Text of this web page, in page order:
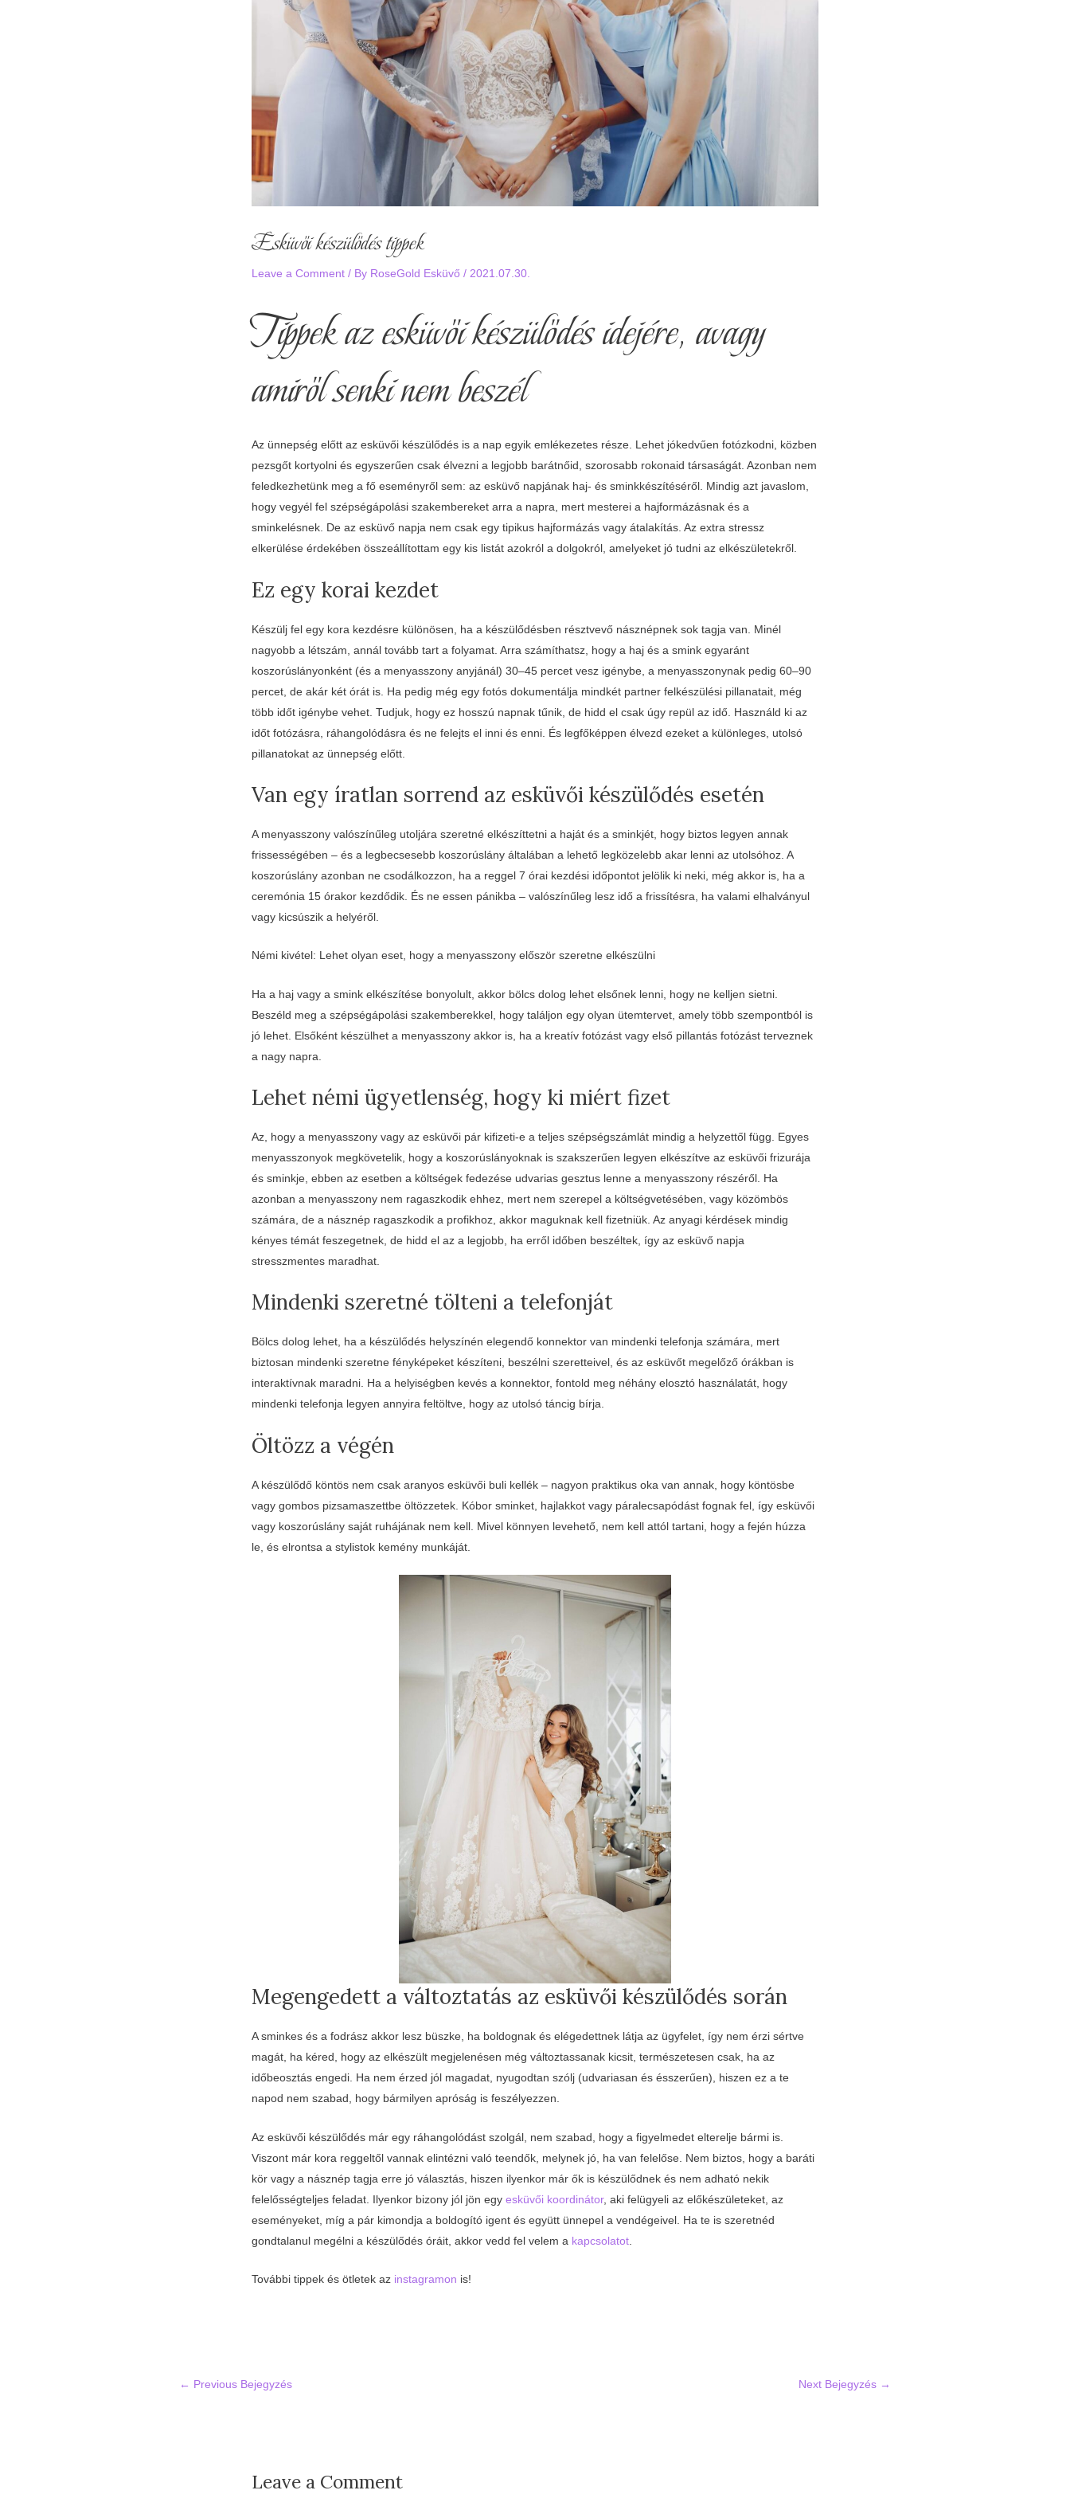
Esküvői készülődés tippek
Leave a Comment / By RoseGold Esküvő/ 2021.07.30.
Tippek az esküvői készülődés idejére, avagy
amiről senki nem beszél
Az ünnepség előtt az esküvői készülődés is a nap egyik emlékezetes része. Lehet jókedvűen fotózkodni, közben
pezsgőt kortyolni és egyszerűen csak élvezni a legjobb barátnőid, szorosabb rokonaid társaságát. Azonban nem
feledkezhetünk meg a fő eseményről sem: az esküvő napjának haj- és sminkkészítéséről. Mindig azt javaslom,
hogy vegyél fel szépségápolási szakembereket arra a napra, mert mesterei a hajformázásnak és a
sminkelésnek. De az esküvő napja nem csak egy tipikus hajformázás vagy átalakítás. Az extra stressz
elkerülése érdekében összeállítottam egy kis listát azokról a dolgokról, amelyeket jó tudni az elkészületekről.
Ez egy korai kezdet
Készülj fel egy kora kezdésre különösen, ha a készülődésben résztvevő násznépnek sok tagja van. Minél
nagyobb a létszám, annál tovább tart a folyamat. Arra számíthatsz, hogy a haj és a smink egyaránt
koszorúslányonként (és a menyasszony anyjánál) 30–45 percet vesz igénybe, a menyasszonynak pedig 60–90
percet, de akár két órát is. Ha pedig még egy fotós dokumentálja mindkét partner felkészülési pillanatait, még
több időt igénybe vehet. Tudjuk, hogy ez hosszú napnak tűnik, de hidd el csak úgy repül az idő. Használd ki az
időt fotózásra, ráhangolódásra és ne felejts el inni és enni. És legfőképpen élvezd ezeket a különleges, utolsó
pillanatokat az ünnepség előtt.
Van egy íratlan sorrend az esküvői készülődés esetén
A menyasszony valószínűleg utoljára szeretné elkészíttetni a haját és a sminkjét, hogy biztos legyen annak
frissességében – és a legbecsesebb koszorúslány általában a lehető legközelebb akar lenni az utolsóhoz. A
koszorúslány azonban ne csodálkozzon, ha a reggel 7 órai kezdési időpontot jelölik ki neki, még akkor is, ha a
ceremónia 15 órakor kezdődik. És ne essen pánikba – valószínűleg lesz idő a frissítésra, ha valami elhalványul
vagy kicsúszik a helyéről.
Némi kivétel: Lehet olyan eset, hogy a menyasszony először szeretne elkészülni
Ha a haj vagy a smink elkészítése bonyolult, akkor bölcs dolog lehet elsőnek lenni, hogy ne kelljen sietni.
Beszéld meg a szépségápolási szakemberekkel, hogy találjon egy olyan ütemtervet, amely több szempontból is
jó lehet. Elsőként készülhet a menyasszony akkor is, ha a kreatív fotózást vagy első pillantás fotózást terveznek
a nagy napra.
Lehet némi ügyetlenség, hogy ki miért fizet
Az, hogy a menyasszony vagy az esküvői pár kifizeti-e a teljes szépségszámlát mindig a helyzettől függ. Egyes
menyasszonyok megkövetelik, hogy a koszorúslányoknak is szakszerűen legyen elkészítve az esküvői frizurája
és sminkje, ebben az esetben a költségek fedezése udvarias gesztus lenne a menyasszony részéről. Ha
azonban a menyasszony nem ragaszkodik ehhez, mert nem szerepel a költségvetésében, vagy közömbös
számára, de a násznép ragaszkodik a profikhoz, akkor maguknak kell fizetniük. Az anyagi kérdések mindig
kényes témát feszegetnek, de hidd el az a legjobb, ha erről időben beszéltek, így az esküvő napja
stresszmentes maradhat.
Mindenki szeretné tölteni a telefonját
Bölcs dolog lehet, ha a készülődés helyszínén elegendő konnektor van mindenki telefonja számára, mert
biztosan mindenki szeretne fényképeket készíteni, beszélni szeretteivel, és az esküvőt megelőző órákban is
interaktívnak maradni. Ha a helyiségben kevés a konnektor, fontold meg néhány elosztó használatát, hogy
mindenki telefonja legyen annyira feltöltve, hogy az utolsó táncig bírja.
Öltözz a végén
A készülődő köntös nem csak aranyos esküvői buli kellék – nagyon praktikus oka van annak, hogy köntösbe
vagy gombos pizsamaszettbe öltözzetek. Kóbor sminket, hajlakkot vagy páralecsapódást fognak fel, így esküvői
vagy koszorúslány saját ruhájának nem kell. Mivel könnyen levehető, nem kell attól tartani, hogy a fején húzza
le, és elrontsa a stylistok kemény munkáját.
Megengedett a változtatás az esküvői készülődés során
A sminkes és a fodrász akkor lesz büszke, ha boldognak és elégedettnek látja az ügyfelet, így nem érzi sértve
magát, ha kéred, hogy az elkészült megjelenésen még változtassanak kicsit, természetesen csak, ha az
időbeosztás engedi. Ha nem érzed jól magadat, nyugodtan szólj (udvariasan és ésszerűen), hiszen ez a te
napod nem szabad, hogy bármilyen apróság is feszélyezzen.
Az esküvői készülődés már egy ráhangolódást szolgál, nem szabad, hogy a figyelmedet elterelje bármi is.
Viszont már kora reggeltől vannak elintézni való teendők, melynek jó, ha van felelőse. Nem biztos, hogy a baráti
kör vagy a násznép tagja erre jó választás, hiszen ilyenkor már ők is készülődnek és nem adható nekik
felelősségteljes feladat. Ilyenkor bizony jól jön egyesküvői koordinátor, aki felügyeli az előkészületeket, az
eseményeket, míg a pár kimondja a boldogító igent és együtt ünnepel a vendégeivel. Ha te is szeretnéd
gondtalanul megélni a készülődés óráit, akkor vedd fel velem a kapcsolatot
További tippek és ötletek az instagramon is!
Post
← Previous Bejegyzés Next Bejegyzés →
Leave a Comment